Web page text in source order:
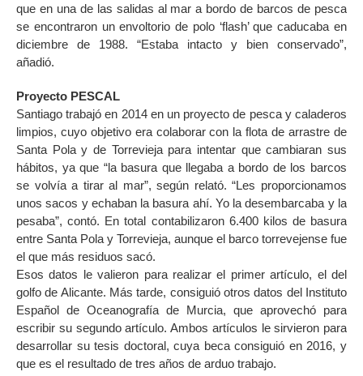
que en una de las salidas al mar a bordo de barcos de pesca
se encontraron un envoltorio de polo ‘flash’ que caducaba en
diciembre de 1988. “Estaba intacto y bien conservado”,
añadió.
Proyecto PESCAL
Santiago trabajó en 2014 en un proyecto de pesca y caladeros
limpios, cuyo objetivo era colaborar con la flota de arrastre de
Santa Pola y de Torrevieja para intentar que cambiaran sus
hábitos, ya que “la basura que llegaba a bordo de los barcos
se volvía a tirar al mar”, según relató. “Les proporcionamos
unos sacos y echaban la basura ahí. Yo la desembarcaba y la
pesaba”, contó. En total contabilizaron 6.400 kilos de basura
entre Santa Pola y Torrevieja, aunque el barco torrevejense fue
el que más residuos sacó.
Esos datos le valieron para realizar el primer artículo, el del
golfo de Alicante. Más tarde, consiguió otros datos del Instituto
Español de Oceanografía de Murcia, que aprovechó para
escribir su segundo artículo. Ambos artículos le sirvieron para
desarrollar su tesis doctoral, cuya beca consiguió en 2016, y
que es el resultado de tres años de arduo trabajo.